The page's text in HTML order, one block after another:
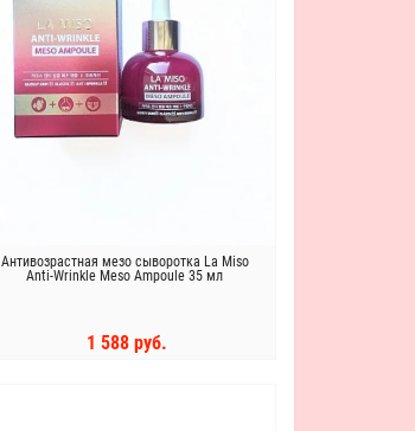
Антивозрастная мезо сыворотка La Miso
Anti-Wrinkle Meso Ampoule 35 мл
1 588 руб.